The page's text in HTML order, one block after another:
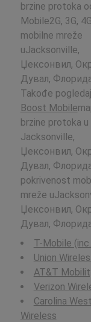
brzine protoka
Mobile2G, 3G,
mobilne mreže
uJacksonville,
Џексонвил,
Дувал,
Takođe
Boost Mobile
brzine protoka u
Jacksonville,
Џексонвил,
Дувал,
pokrivenost
mreže
Џексонвил,
Дувал,
T-Mobile
Union
AT&T
Verizon
Carolina West
Wireless